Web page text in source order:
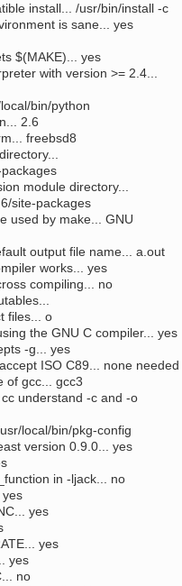
install... /usr/bin/install -c
is sane... yes
$(MAKE)... yes
with version >= 2.4...
bin/python
2.6
freebsd8
module directory...
site-packages
used by make... GNU
output file name... a.out
works... yes
compiling... no
files... o
the GNU C compiler... yes
-g... yes
ISO C89... none needed
of gcc... gcc3
understand -c and -o
local/bin/pkg-config
version 0.9.0... yes
in -ljack... no
yes
yes
yes
yes
no